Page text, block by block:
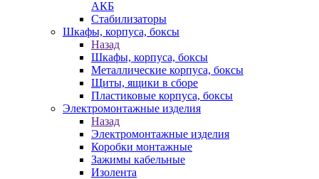
АКБ
Стабилизаторы
Шкафы, корпуса, боксы
Назад
Шкафы, корпуса, боксы
Металлические корпуса, боксы
Щиты, ящики в сборе
Пластиковые корпуса, боксы
Электромонтажные изделия
Назад
Электромонтажные изделия
Коробки монтажные
Зажимы кабельные
Изолента